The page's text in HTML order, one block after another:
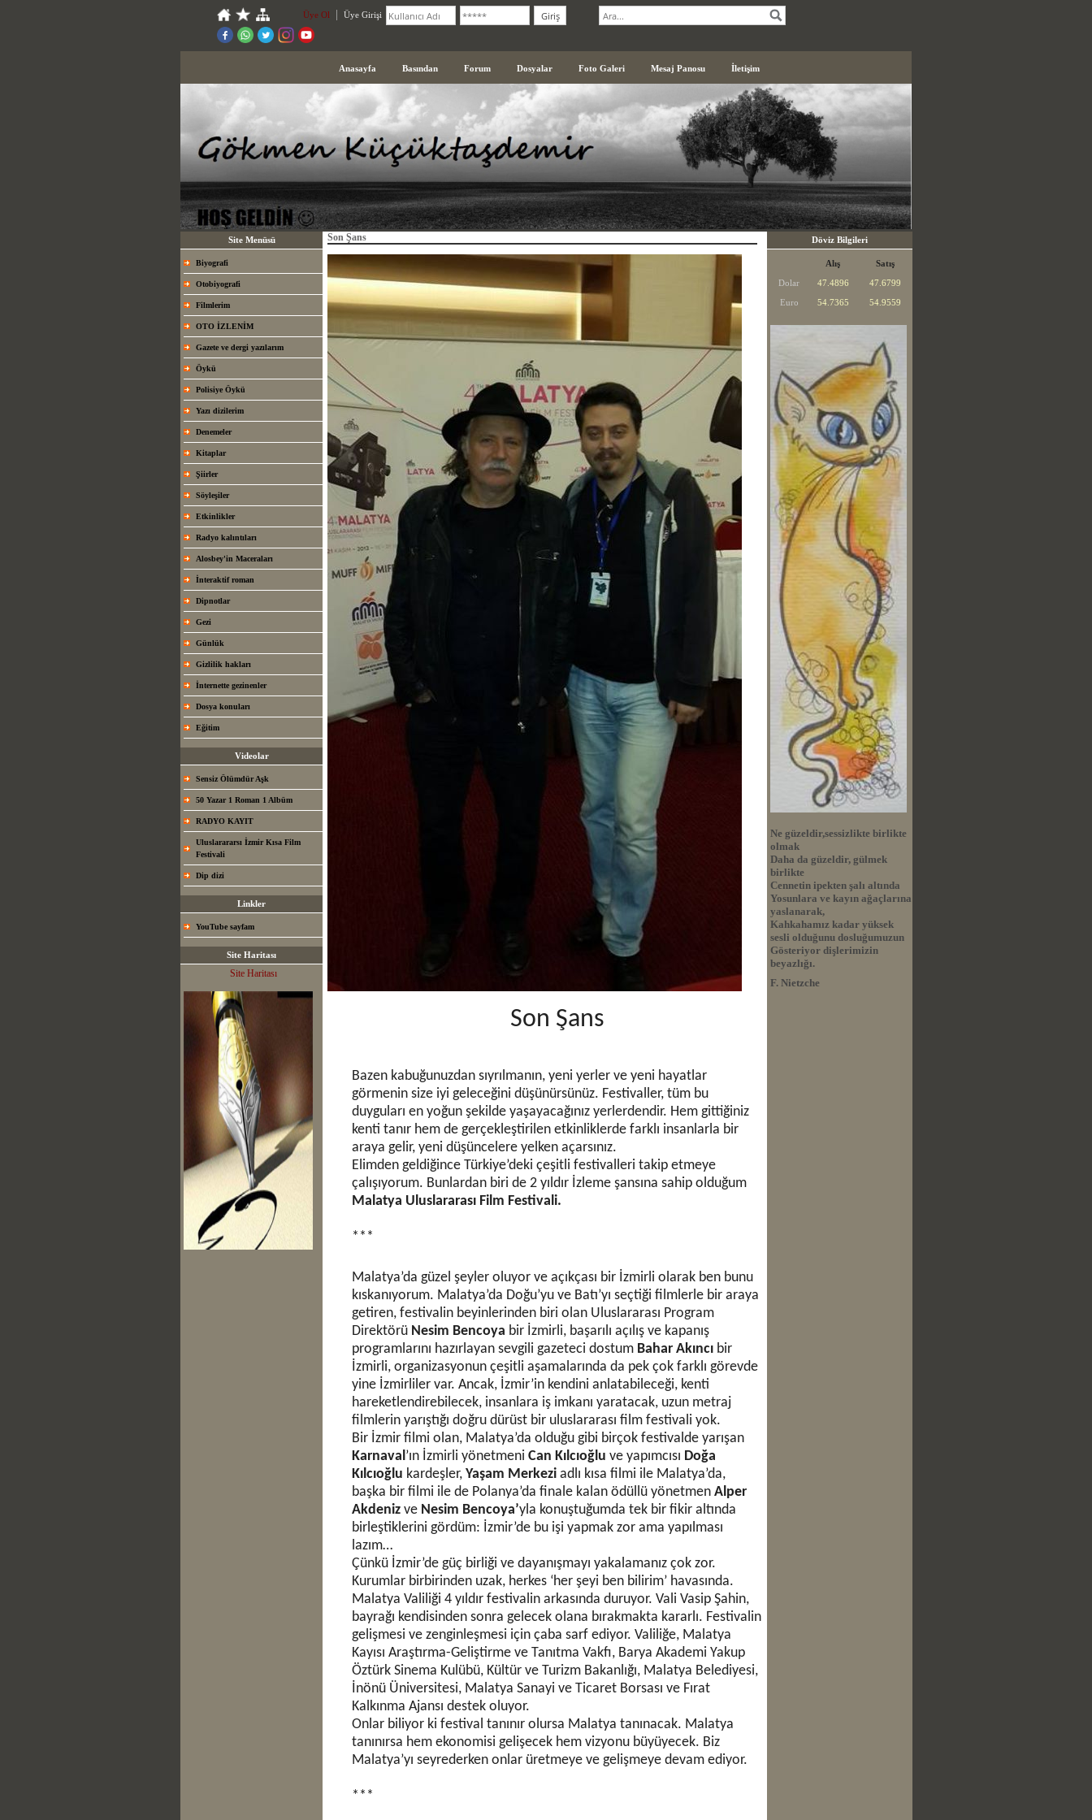
Üye Ol Üye Girişi
Anasayfa Basından Forum Dosyalar Foto Galeri Mesaj Panosu İletişim
Site Menüsü
Biyografi
Otobiyografi
Filmlerim
OTO İZLENİM
Gazete ve dergi yazılarım
Öykü
Polisiye Öykü
Yazı dizilerim
Denemeler
Kitaplar
Şiirler
Söyleşiler
Etkinlikler
Radyo kalıntıları
Alosbey'in Maceraları
İnteraktif roman
Dipnotlar
Gezi
Günlük
Gizlilik hakları
İnternette gezinenler
Dosya konuları
Eğitim
Videolar
Sensiz Ölümdür Aşk
50 Yazar 1 Roman 1 Albüm
RADYO KAYIT
Uluslarararsı İzmir Kısa Film
Festivali
Dip dizi
Linkler
YouTube sayfam
Site Haritası
Site Haritası
Son Şans
Son Şans
Bazen kabuğunuzdan sıyrılmanın, yeni yerler ve yeni hayatlar
görmenin size iyi geleceğini düşünürsünüz. Festivaller, tüm bu
duyguları en yoğun şekilde yaşayacağınız yerlerdendir. Hem gittiğiniz
kenti tanır hem de gerçekleştirilen etkinliklerde farklı insanlarla bir
araya gelir, yeni düşüncelere yelken açarsınız.
Elimden geldiğince Türkiye’deki çeşitli festivalleri takip etmeye
çalışıyorum. Bunlardan biri de 2 yıldır İzleme şansına sahip olduğum
Malatya Uluslararası Film Festivali.
***
Malatya’da güzel şeyler oluyor ve açıkçası bir İzmirli olarak ben bunu
kıskanıyorum. Malatya’da Doğu’yu ve Batı’yı seçtiği filmlerle bir araya
getiren, festivalin beyinlerinden biri olan Uluslararası Program
Direktörü Nesim Bencoya bir İzmirli, başarılı açılış ve kapanış
programlarını hazırlayan sevgili gazeteci dostum Bahar Akıncı bir
İzmirli, organizasyonun çeşitli aşamalarında da pek çok farklı görevde
yine İzmirliler var. Ancak, İzmir’in kendini anlatabileceği, kenti
hareketlendirebilecek, insanlara iş imkanı yaratacak, uzun metraj
filmlerin yarıştığı doğru dürüst bir uluslararası film festivali yok.
Bir İzmir filmi olan, Malatya’da olduğu gibi birçok festivalde yarışan
Karnaval ’ın İzmirli yönetmeni Can Kılcıoğlu ve yapımcısı Doğa
Kılcıoğlu kardeşler, Yaşam Merkezi adlı kısa filmi ile Malatya’da,
başka bir filmi ile de Polanya’da finale kalan ödüllü yönetmen Alper
Akdeniz ve Nesim Bencoya’yla konuştuğumda tek bir fikir altında
birleştiklerini gördüm: İzmir’de bu işi yapmak zor ama yapılması
lazım…
Çünkü İzmir’de güç birliği ve dayanışmayı yakalamanız çok zor.
Kurumlar birbirinden uzak, herkes ‘her şeyi ben bilirim’ havasında.
Malatya Valiliği 4 yıldır festivalin arkasında duruyor. Vali Vasip Şahin,
bayrağı kendisinden sonra gelecek olana bırakmakta kararlı. Festivalin
gelişmesi ve zenginleşmesi için çaba sarf ediyor. Valiliğe, Malatya
Kayısı Araştırma-Geliştirme ve Tanıtma Vakfı, Barya Akademi Yakup
Öztürk Sinema Kulübü, Kültür ve Turizm Bakanlığı, Malatya Belediyesi,
İnönü Üniversitesi, Malatya Sanayi ve Ticaret Borsası ve Fırat
Kalkınma Ajansı destek oluyor.
Onlar biliyor ki festival tanınır olursa Malatya tanınacak. Malatya
tanınırsa hem ekonomisi gelişecek hem vizyonu büyüyecek. Biz
Malatya’yı seyrederken onlar üretmeye ve gelişmeye devam ediyor.
***
Döviz Bilgileri
Alış
Satış
Dolar
47.4896
47.6799
Euro
54.7365 54.9559
Ne güzeldir,sessizlikte birlikte
olmak
Daha da güzeldir, gülmek
birlikte
Cennetin ipekten şalı altında
Yosunlara ve kayın ağaçlarına
yaslanarak,
Kahkahamız kadar yüksek
sesli olduğunu dosluğumuzun
Gösteriyor dişlerimizin
beyazlığı.
F. Nietzche